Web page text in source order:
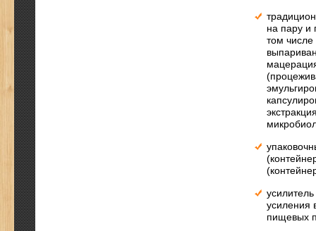
на пару и
том
усиления
пищевых